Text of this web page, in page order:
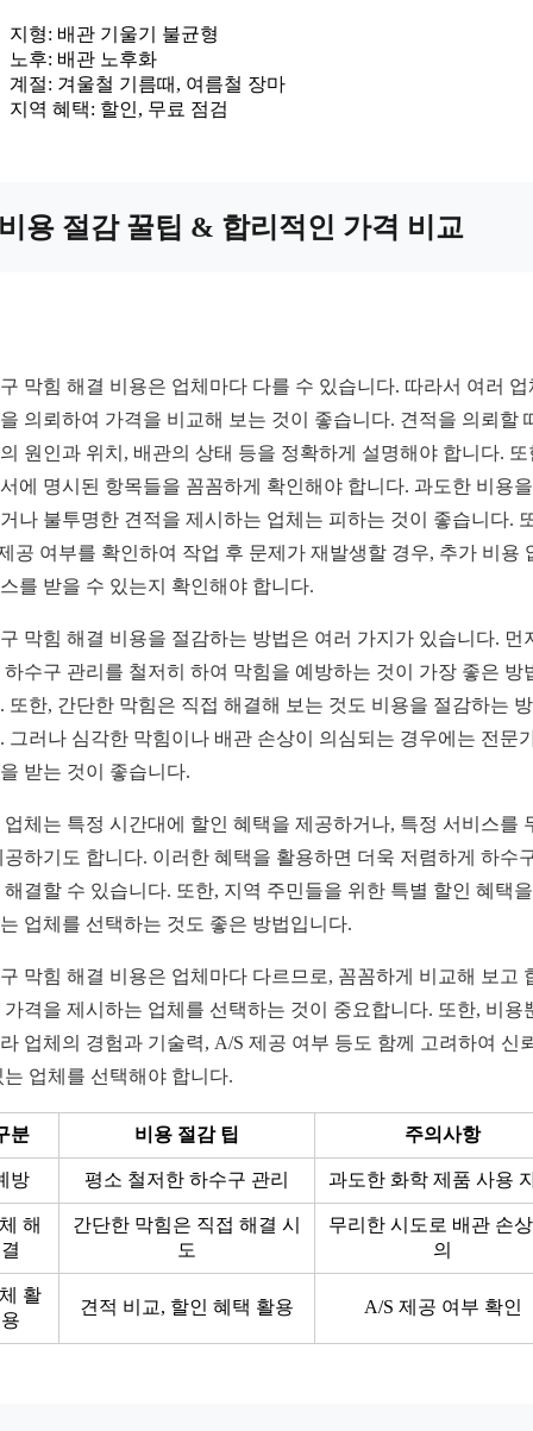
지형: 배관 기울기 불균형
노후: 배관 노후화
계절: 겨울철 기름때, 여름철 장마
지역 혜택: 할인, 무료 점검
용 절감 꿀팁 & 합리적인 가격 비교
막힘 해결 비용은 업체마다 다를 수 있습니다. 따라서 여러 업
의뢰하여 가격을 비교해 보는 것이 좋습니다. 견적을 의뢰할
원인과 위치, 배관의 상태 등을 정확하게 설명해야 합니다. 또
에 명시된 항목들을 꼼꼼하게 확인해야 합니다. 과도한 비용
나 불투명한 견적을 제시하는 업체는 피하는 것이 좋습니다.
공 여부를 확인하여 작업 후 문제가 재발생할 경우, 추가 비용
를 받을 수 있는지 확인해야 합니다.
막힘 해결 비용을 절감하는 방법은 여러 가지가 있습니다. 먼
하수구 관리를 철저히 하여 막힘을 예방하는 것이 가장 좋은 방
또한, 간단한 막힘은 직접 해결해 보는 것도 비용을 절감하는
그러나 심각한 막힘이나 배관 손상이 의심되는 경우에는 전문
받는 것이 좋습니다.
업체는 특정 시간대에 할인 혜택을 제공하거나, 특정 서비스를
공하기도 합니다. 이러한 혜택을 활용하면 더욱 저렴하게 하수
해결할 수 있습니다. 또한, 지역 주민들을 위한 특별 할인 혜택
업체를 선택하는 것도 좋은 방법입니다.
막힘 해결 비용은 업체마다 다르므로, 꼼꼼하게 비교해 보고
가격을 제시하는 업체를 선택하는 것이 중요합니다. 또한, 비용
업체의 경험과 기술력, A/S 제공 여부 등도 함께 고려하여 신
는 업체를 선택해야 합니다.
분 비용 절감 팁 주의사항
방 평소 철저한 하수구 관리 과도한 화학 제품 사용
해
결
간단한 막힘은 직접 해결 시
도
무리한 시도로 배관 손
의
활
용
견적 비교, 할인 혜택 활용 A/S 제공 여부 확인